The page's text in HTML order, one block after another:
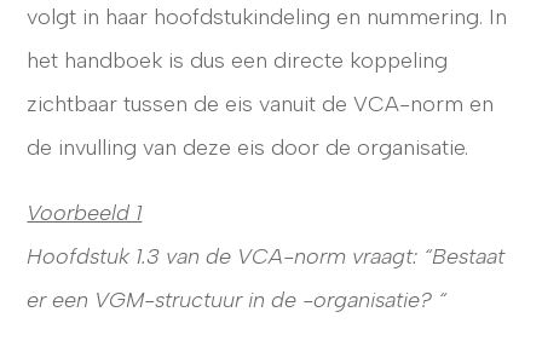
volgt in haar hoofdstukindeling en nummering. In
het handboek is dus een directe koppeling
zichtbaar tussen de eis vanuit de VCA-norm en
de invulling van deze eis door de organisatie.
Voorbeeld 1
Hoofdstuk 1.3 van de VCA-norm vraagt: “Bestaat
er een VGM-structuur in de -organisatie? “